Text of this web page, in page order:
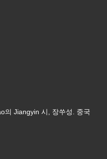
의 Jiangyin 시, 장쑤성. 중국